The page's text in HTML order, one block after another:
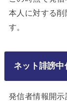
本人に対する
す。
ネット誹謗
発信者情報開示